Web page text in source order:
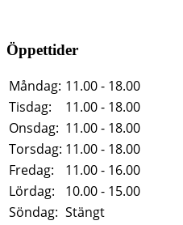
Öppettider
Måndag: 11.00 - 18.00
Tisdag:
11.00 - 18.00
Onsdag: 11.00 - 18.00
Torsdag: 11.00 - 18.00
Fredag:
11.00 - 16.00
Lördag:
10.00 - 15.00
Söndag: Stängt